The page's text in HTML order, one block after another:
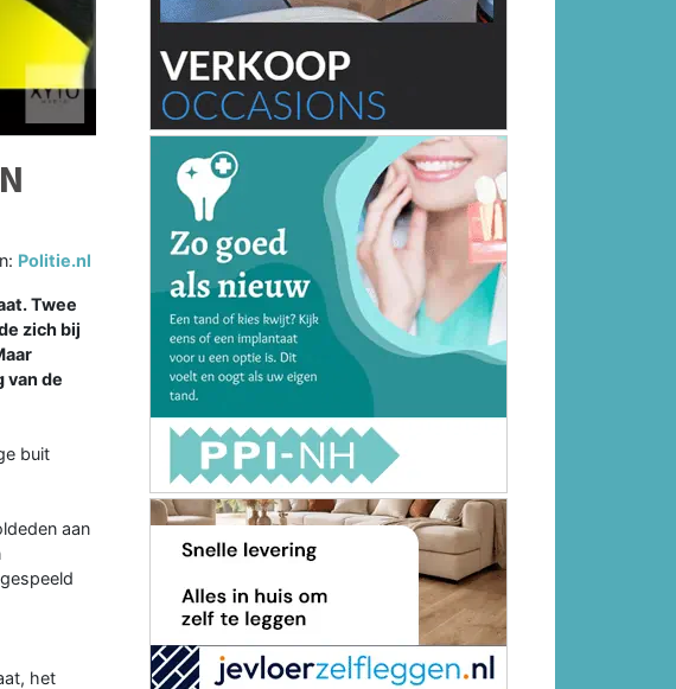
Politie.nl
Twee
zich bij
van de
buit
aan
het